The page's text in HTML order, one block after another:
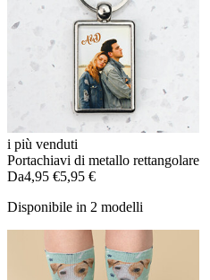
i più venduti
Portachiavi di metallo rettangolare
Da4,95 €5,95 €
Disponibile in 2 modelli